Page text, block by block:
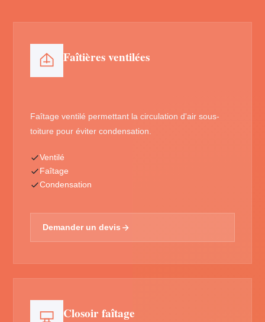
Faîtières ventilées
Faîtage ventilé permettant la circulation d'air sous-
toiture pour éviter condensation.
Ventilé
Faîtage
Condensation
Demander un devis
Closoir faîtage